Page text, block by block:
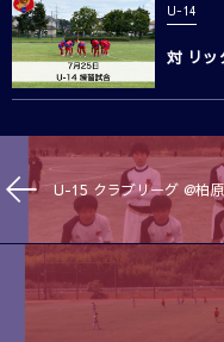
U-14
対 リッ
U-15 クラブリーグ @柏